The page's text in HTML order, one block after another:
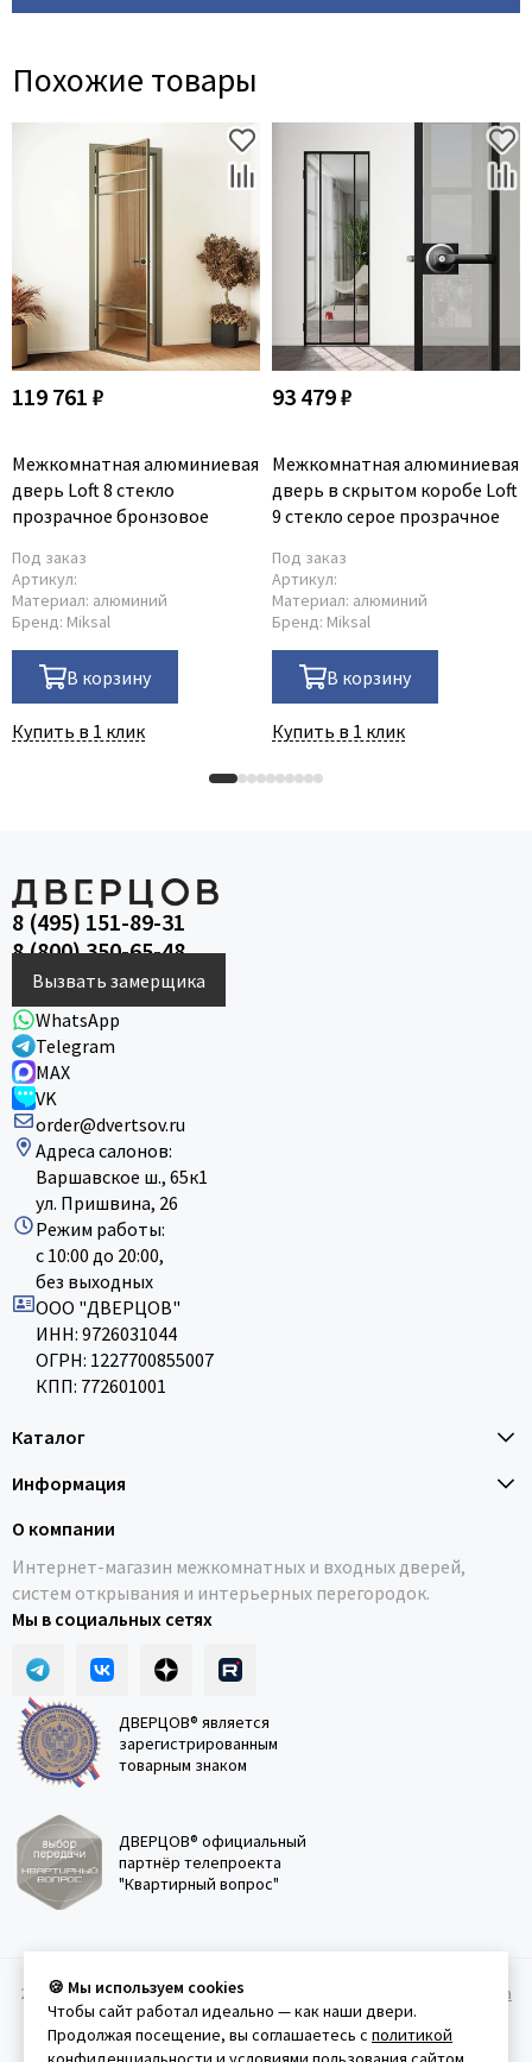
Похожие товары
119 761 ₽
Межкомнатная алюминиевая
дверь Loft 8 стекло
прозрачное бронзовое
Под заказ
Артикул:
Материал: алюминий
Бренд: Miksal
В корзину
Купить в 1 клик
93 479 ₽
Межкомнатная алюминиевая
дверь в скрытом коробе Loft
9 стекло серое прозрачное
Под заказ
Артикул:
Материал: алюминий
Бренд: Miksal
В корзину
Купить в 1 клик
8 (495) 151-89-31
8 (800) 350-65-48
Вызвать замерщика
WhatsApp
Telegram
MAX
VK
order@dvertsov.ru
Адреса салонов:
Варшавское ш., 65к1
ул. Пришвина, 26
Режим работы:
с 10:00 до 20:00,
без выходных
ООО "ДВЕРЦОВ"
ИНН: 9726031044
ОГРН: 1227700855007
КПП: 772601001
Каталог
Информация
О компании
Интернет-магазин межкомнатных и входных дверей,
систем открывания и интерьерных перегородок.
Мы в социальных сетях
ДВЕРЦОВ® является
зарегистрированным
товарным знаком
ДВЕРЦОВ® официальный
партнёр телепроекта
"Квартирный вопрос"
2011-2026 © Дверцов. Карта сайта
Политика
конфеденциальности Условия использования сайта
🍪 Мы используем cookies
Чтобы сайт работал идеально — как наши двери.
Продолжая посещение, вы соглашаетесь с политикой